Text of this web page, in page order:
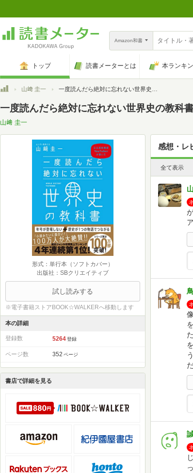
Amazon和書
トップ 読書メーターとは 本ランキ
トップ山﨑 圭一 一度読んだら絶対に忘れない世界史の教科書 公立高校教師YouTuberが書いた
一度読んだら絶対に忘れない世界史の教科
山﨑 圭一
形式：単行本（ソフトカバー）
出版社：SBクリエイティブ
試し読みする
※電子書籍ストアBOOK☆WALKERへ移動します
本の詳細
登録数 5264 登録
ページ数 352 ページ
書店で詳細を見る
感想・レ
全て表示